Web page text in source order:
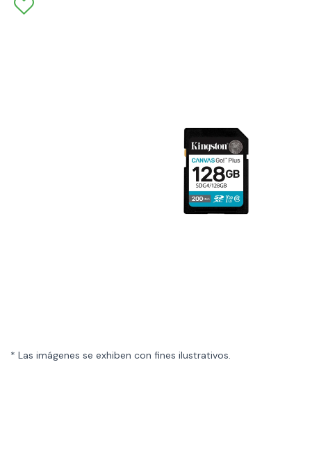
* Las imágenes se exhiben con fines ilustrativos.